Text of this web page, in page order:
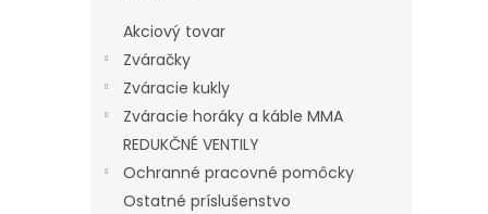
Akciový tovar
Zváračky
Zváracie kukly
Zváracie horáky a káble MMA
REDUKČNÉ VENTILY
Ochranné pracovné pomôcky
Ostatné príslušenstvo